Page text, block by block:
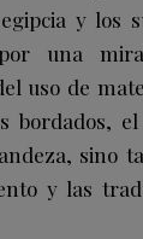
y los
una
uso de
bordados,
sino
y las